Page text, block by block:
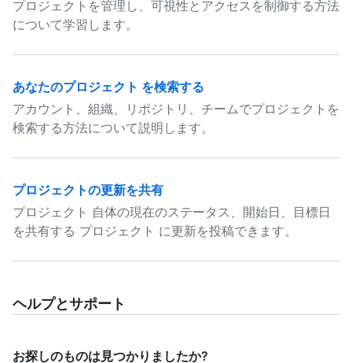
プロジェクトを管理し、可視性とアクセスを制御する方法
について学習します。
あなたのプロジェクト を検索する
アカウント、組織、リポジトリ、チームでプロジェクトを
検索する方法について説明します。
プロジェクトの更新を共有
プロジェクト 自体の現在のステータス、開始日、目標日
を共有する プロジェクト に更新を投稿できます。
ヘルプとサポート
お探しのものは見つかりましたか?